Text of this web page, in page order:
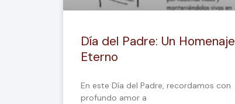
Día del Padre: Un Homenaje
Eterno
En este Día del Padre, recordamos con
profundo amor a